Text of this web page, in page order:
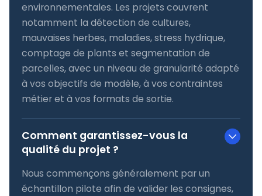
environnementales. Les projets couvrent
notamment la détection de cultures,
mauvaises herbes, maladies, stress hydrique,
comptage de plants et segmentation de
parcelles, avec un niveau de granularité adapté
à vos objectifs de modèle, à vos contraintes
métier et à vos formats de sortie.
Comment garantissez-vous la
qualité du projet ?
Nous commençons généralement par un
échantillon pilote afin de valider les consignes,